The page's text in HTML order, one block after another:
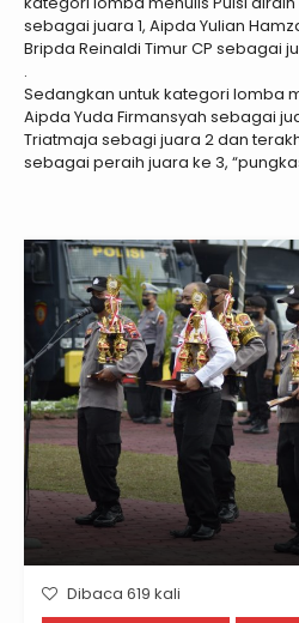
sebagai juara 1, Aipda Yulian
Bripda Reinaldi Timur CP sebagai
.
Sedangkan untuk kategori lomba
Aipda Yuda Firmansyah sebagai
Triatmaja sebagi juara 2 dan
sebagai peraih juara ke 3,
Dibaca 619 kali